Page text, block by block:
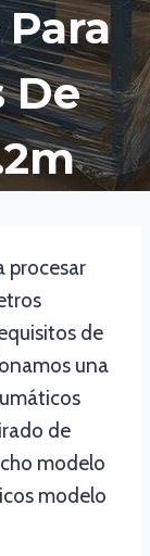
De
procesar
de
una
de
modelo
modelo